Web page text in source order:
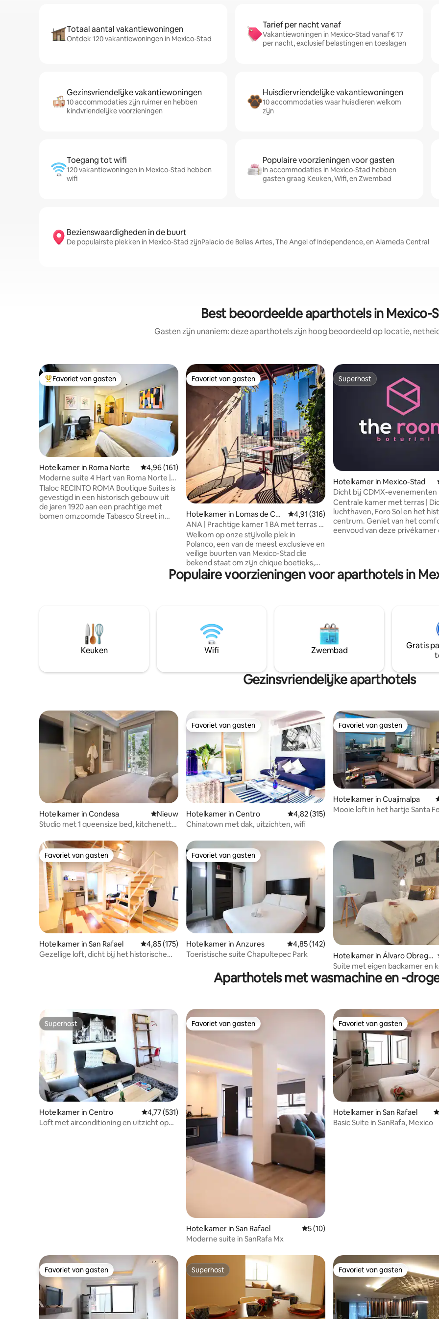
Totaal aantal vakantiewoningen
Ontdek 120 vakantiewoningen in Mexico-Stad
Tarief per nacht vanaf
Vakantiewoningen in Mexico-Stad vanaf € 17
per nacht, exclusief belastingen en toeslagen
Gezinsvriendelijke vakantiewoningen
10 accommodaties zijn ruimer en hebben
kindvriendelijke voorzieningen
Huisdiervriendelijke vakantiewoningen
10 accommodaties waar huisdieren welkom
zijn
Toegang tot wifi
120 vakantiewoningen in Mexico-Stad hebben
wifi
Populaire voorzieningen voor gasten
In accommodaties in Mexico-Stad hebben
gasten graag Keuken, Wifi, en Zwembad
Bezienswaardigheden in de buurt
De populairste plekken in Mexico-Stad zijnPalacio de Bellas Artes, The Angel of Independence, en Alameda Central
Best beoordeelde aparthotels in Mexico-
Gasten zijn unaniem: deze aparthotels zijn hoog beoordeeld op locatie,
Topfavoriet van gasten
Favoriet van gasten
Hotelkamer in Roma Norte Gemiddelde beoordeling van 4,96 op 5, 161 recensies
4,96 (161)
Moderne suite 4 Hart van Roma Norte |
Zelf inchecken
Tlaloc RECINTO ROMA Boutique Suites is
gevestigd in een historisch gebouw uit
de jaren 1920 aan een prachtige met
bomen omzoomde Tabasco Street in
ontsmettingsprotocollen.
Favoriet van gasten
Favoriet van gasten
Hotelkamer in Lomas de Cha
pultepec
Gemiddelde beoordeling van 4,91 op 5, 316
4,91 (316)
ANA | Prachtige kamer 1 BA met terras |
Polanco
Welkom op onze stijlvolle plek in
Polanco, een van de meest exclusieve en
veilige buurten van Mexico-Stad die
bekend staat om zijn chique boetieks,
gastronomische restaurants en culturele
attracties, Verken de nabijgelegen
de la Reforma. Geniet van gemoedsrust
met 24 uur per dag veiligheid en verken
de bruisende energie van Mexico-Stad
met gemak.
Superhost
Superhost
Hotelkamer in Mexico-Stad
Dicht bij CDMX-evenementen |
Privékamer 1
Centrale kamer met terras |
luchthaven, Foro Sol en het
centrum. Geniet van het
eenvoud van deze privékamer
concerten of gewoon te
het terras met een prachtig
concertbezoekers
Populaire voorzieningen voor aparthotels in
Keuken Wifi Zwembad
Gratis
Gezinsvriendelijke aparthotels
Hotelkamer in Condesa Nieuwe accommodatie
Nieuw
Studio met 1 queensize bed, kitchenette
Favoriet van gasten
Favoriet van gasten
Hotelkamer in Centro Gemiddelde beoordeling van 4,82 op 5, 315
4,82 (315)
Chinatown met dak, uitzichten, wifi
Favoriet van gasten
Favoriet van gasten
Hotelkamer in Cuajimalpa
Mooie loft in het hartje Santa Fe
Favoriet van gasten
Favoriet van gasten
Hotelkamer in San Rafael Gemiddelde beoordeling van 4,85 op 5, 175 recensies
4,85 (175)
Gezellige loft, dicht bij het historische
Favoriet van gasten
Favoriet van gasten
Hotelkamer in Anzures Gemiddelde beoordeling van 4,85 op 5, 142
4,85 (142)
Toeristische suite Chapultepec Park
Hotelkamer in Álvaro Obregó
n
Suite met eigen badkamer en
personen, ontsmet
Aparthotels met wasmachine en -
Superhost
Superhost
Hotelkamer in Centro Gemiddelde beoordeling van 4,77 op 5, 531 recensies
4,77 (531)
Loft met airconditioning en uitzicht op
Favoriet van gasten
Favoriet van gasten
Hotelkamer in San Rafael Gemiddelde beoordeling van 5 op 5, 10
5 (10)
Moderne suite in SanRafa Mx
Favoriet van gasten
Favoriet van gasten
Hotelkamer in San Rafael
Basic Suite in SanRafa, Mexico
Favoriet van gasten
Favoriet van gasten Superhost
Superhost Favoriet van gasten
Favoriet van gasten